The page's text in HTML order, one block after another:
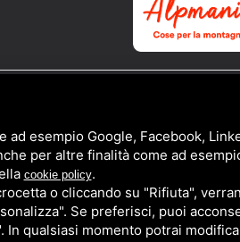
ad esempio Google, Facebook,
per altre finalità come ad
cookie policy.
o cliccando su "Rifiuta",
Se preferisci, puoi
qualsiasi momento potrai